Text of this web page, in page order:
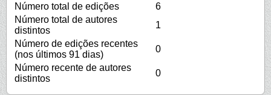
Número total de edições
6
Número total de autores
distintos
1
Número de edições recentes
(nos últimos 91 dias)
0
Número recente de autores
distintos
0